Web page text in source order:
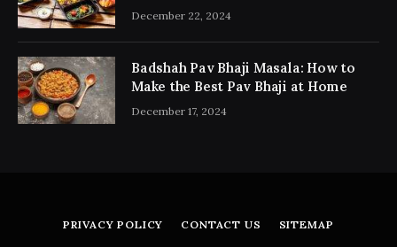
December 22, 2024
Badshah Pav Bhaji Masala: How to
Make the Best Pav Bhaji at Home
December 17, 2024
PRIVACY POLICY CONTACT US SITEMAP